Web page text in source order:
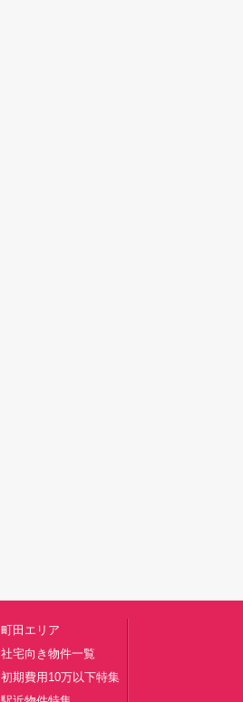
町田エリア
社宅向き物件一覧
初期費用10万以下特集